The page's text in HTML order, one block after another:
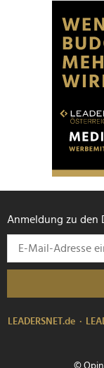
Anmeldung zu den
LEADERSNET.de